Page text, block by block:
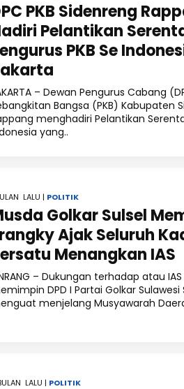
PKB Sidenreng
Pelantikan
PKB Se
– Dewan Pengurus Cabang
Bangsa (PKB) Kabupaten
menghadiri Pelantikan
yang..
LALU | POLITIK
Golkar Sulsel
Ajak Seluruh
Menangkan IAS
– Dukungan terhadap atau
DPD I Partai Golkar
menjelang Musyawarah
LALU | POLITIK